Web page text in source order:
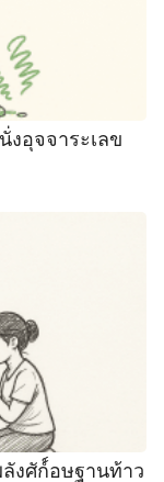
งอุจจาระเลข
งศัก์์อษฐานท้าว